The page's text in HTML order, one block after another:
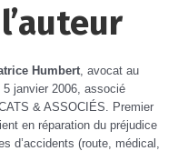
Humbert avocat au
5 janvier 2006 , associé
& ASSOCIÉS. Premier
en réparation du préjudice
d’accidents (route, médical,